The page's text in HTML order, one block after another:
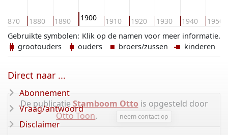
1870 1880 1890 1900 1910 1920 1930 1940 1950
Klik op de namen voor meer informatie.
Gebruikte symbolen:
grootouders
ouders broers/zussen kinderen
De publicatie Stamboom Otto is opgesteld door
Otto Toon. neem contact op
Direct naar ...
Abonnement
Vraag/antwoord
Disclaimer